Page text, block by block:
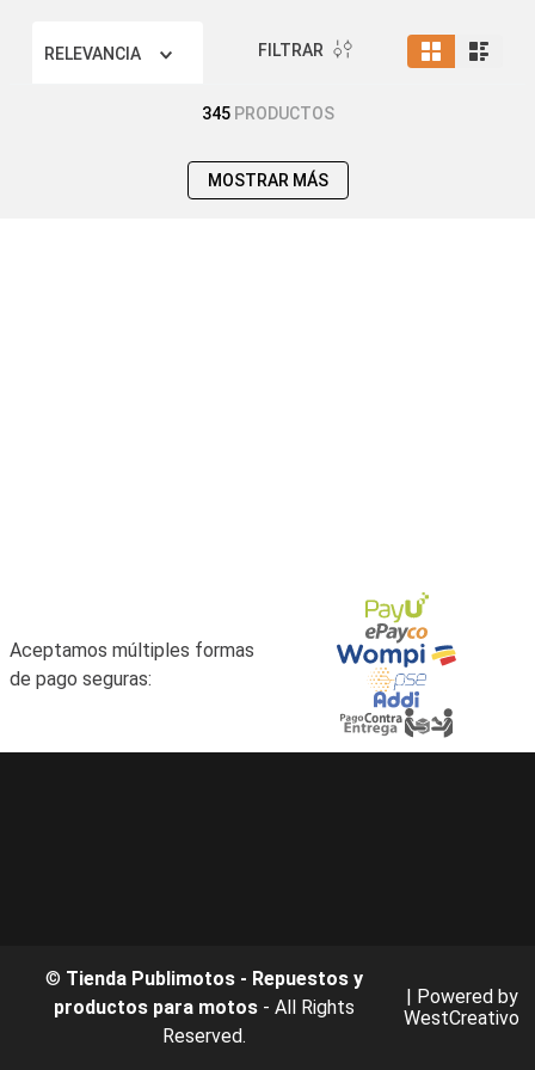
RELEVANCIA FILTRAR
345 PRODUCTOS
MOSTRAR MÁS
Aceptamos múltiples formas
de pago seguras:
© Tienda Publimotos - Repuestos y
productos para motos- All Rights
Reserved.
| Powered by
WestCreativo